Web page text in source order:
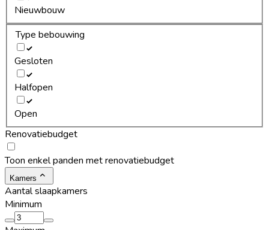
Nieuwbouw
Type bebouwing
Gesloten
Halfopen
Open
Renovatiebudget
Toon enkel panden met renovatiebudget
Kamers
Aantal slaapkamers
Minimum